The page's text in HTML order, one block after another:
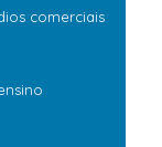
comerciais